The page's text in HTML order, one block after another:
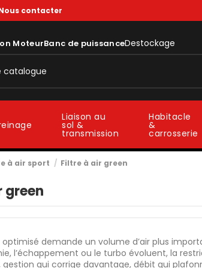
contacter
MoteurBanc de puissanceDestockage
Liaison au
sol &
transmission
Habitacle
&
carrosserie
à air sport Filtre à air green
green
demande un volume d’air plus
l’échappement ou le turbo évoluent, la
gestion qui corrige davantage, débit qui